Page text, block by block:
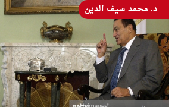
د. محمد سيف الدين